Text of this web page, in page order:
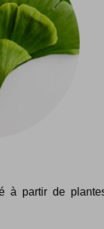
à partir de